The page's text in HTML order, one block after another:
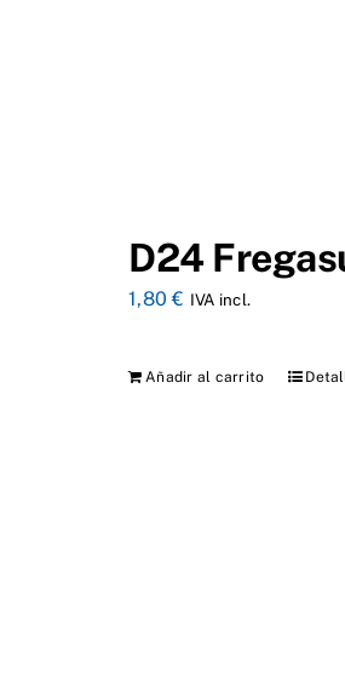
D24
1,80€ IVA incl.
Añadir al carrito